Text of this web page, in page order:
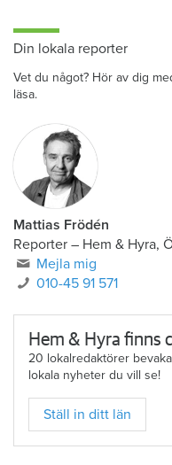
Din lokala reporter
Vet du något? Hör av dig
läsa.
Mattias Frödén
Reporter – Hem & Hyra,
Mejla mig
010-45 91 571
Hem & Hyra finns
20 lokalredaktörer
lokala nyheter du vill se!
Ställ in ditt län